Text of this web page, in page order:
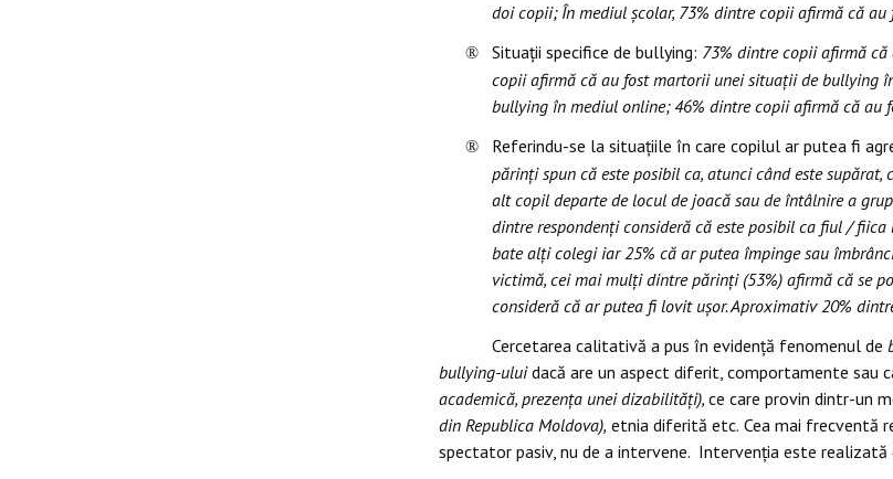
doi copii; În mediul şcolar, 73% dintre copii afirmă că
® Situații specifice de bullying: 73% dintre copii afirmă
copii afirmă că au fost martorii unei situaţii de bullying
bullying în mediul online; 46% dintre copii afirmă că
® Referindu-se la situațiile în care copilul ar putea fi
părinți spun că este posibil ca, atunci când este
alt copil departe de locul de joacă sau de întâlnire a
dintre respondenți consideră că este posibil ca fiul /
bate alți colegi iar 25% că ar putea împinge sau
victimă, cei mai mulți dintre părinți (53%) afirmă că se
consideră că ar putea fi lovit ușor. Aproximativ 20%
Cercetarea calitativă a pus în evidență fenomenul de
bullying-uluidacă are un aspect diferit, comportamente sau
academică, prezența unei dizabilități), ce care provin dintr-un
din Republica Moldova), etnia diferită etc. Cea mai frecventă
spectator pasiv, nu de a intervene. Intervenția este